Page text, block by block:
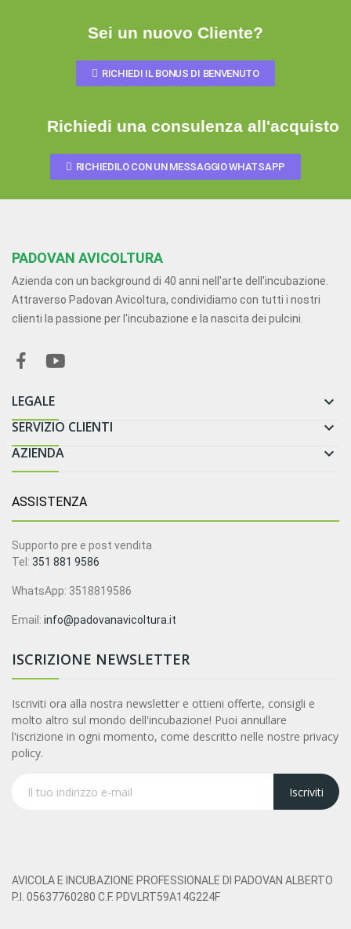
Sei un nuovo Cliente?
RICHIEDI IL BONUS DI BENVENUTO
Richiedi una consulenza all'acquisto
RICHIEDILO CON UN MESSAGGIO WHATSAPP
PADOVAN AVICOLTURA
Azienda con un background di 40 anni nell'arte dell'incubazione.
Attraverso Padovan Avicoltura, condividiamo con tutti i nostri
clienti la passione per l'incubazione e la nascita dei pulcini.
LEGALE 
SERVIZIO CLIENTI 
AZIENDA 
ASSISTENZA
Supporto pre e post vendita
Tel: 351 881 9586
WhatsApp: 3518819586
Email: info@padovanavicoltura.it
ISCRIZIONE NEWSLETTER
Iscriviti ora alla nostra newsletter e ottieni offerte, consigli e
molto altro sul mondo dell'incubazione! Puoi annullare
l'iscrizione in ogni momento, come descritto nelle nostre privacy
policy.
Iscriviti
AVICOLA E INCUBAZIONE PROFESSIONALE DI PADOVAN ALBERTO
P.I. 05637760280 C.F. PDVLRT59A14G224F